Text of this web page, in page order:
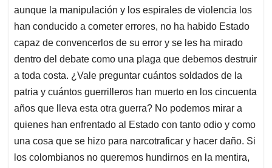
aunque la manipulación y los espirales de violencia los
han conducido a cometer errores, no ha habido Estado
capaz de convencerlos de su error y se les ha mirado
dentro del debate como una plaga que debemos destruir
a toda costa. ¿Vale preguntar cuántos soldados de la
patria y cuántos guerrilleros han muerto en los cincuenta
años que lleva esta otra guerra? No podemos mirar a
quienes han enfrentado al Estado con tanto odio y como
una cosa que se hizo para narcotraficar y hacer daño. Si
los colombianos no queremos hundirnos en la mentira,